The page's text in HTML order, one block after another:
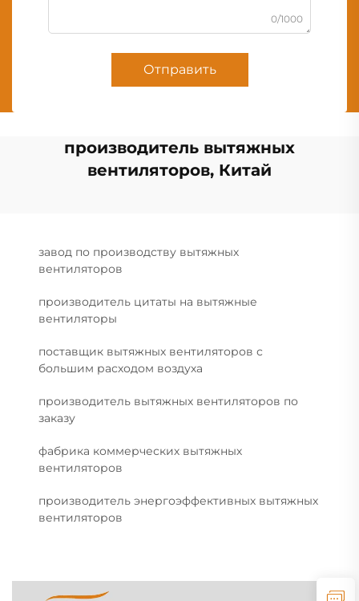
0/1000
Отправить
производитель вытяжных
вентиляторов, Китай
завод по производству вытяжных
вентиляторов
производитель цитаты на вытяжные
вентиляторы
поставщик вытяжных вентиляторов с
большим расходом воздуха
производитель вытяжных вентиляторов по
заказу
фабрика коммерческих вытяжных
вентиляторов
производитель энергоэффективных вытяжных
вентиляторов